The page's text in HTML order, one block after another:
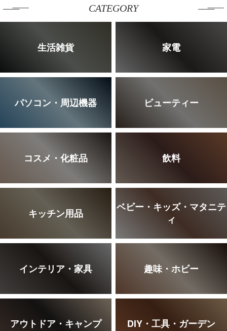
CATEGORY
生活雑貨 家電
パソコン・周辺機器 ビューティー
コスメ・化粧品 飲料
キッチン用品
ベビー・キッズ・マタニテ
ィ
インテリア・家具 趣味・ホビー
アウトドア・キャンプ DIY・工具・ガーデン